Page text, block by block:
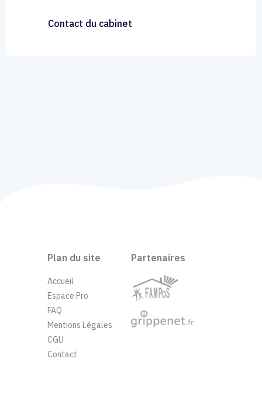
Contact du cabinet
Plan du site
Accueil
Espace Pro
FAQ
Mentions Légales
CGU
Contact
Partenaires